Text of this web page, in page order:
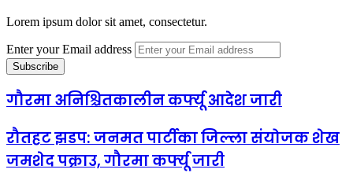
Lorem ipsum dolor sit amet, consectetur.
Enter your Email address
गौरमा अनिश्चितकालीन कर्फ्यू आदेश जारी
रौतहट झडप: जनमत पार्टीका जिल्ला संयोजक शेख
जमशेद पक्राउ, गौरमा कर्फ्यू जारी